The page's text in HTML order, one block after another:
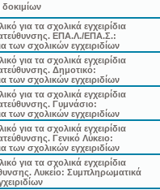
δοκιμίων
για τα σχολικά εγχειρίδια
ΕΠΑ.Λ./ΕΠΑ.Σ.:
των σχολικών εγχειριδίων
για τα σχολικά εγχειρίδια
Δημοτικό:
των σχολικών εγχειριδίων
για τα σχολικά εγχειρίδια
Γυμνάσιο:
των σχολικών εγχειριδίων
για τα σχολικά εγχειρίδια
Γενικό Λύκειο:
των σχολικών εγχειριδίων
για τα σχολικά εγχειρίδια
Λυκείο: Συμπληρωματικά